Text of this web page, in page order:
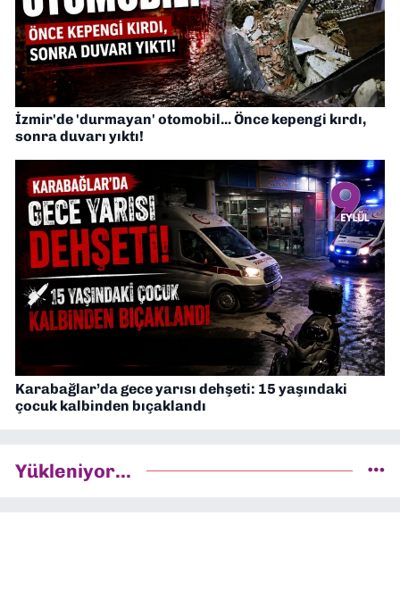
İzmir'de 'durmayan' otomobil... Önce kepengi kırdı,
sonra duvarı yıktı!
Karabağlar’da gece yarısı dehşeti: 15 yaşındaki
çocuk kalbinden bıçaklandı
Yükleniyor...